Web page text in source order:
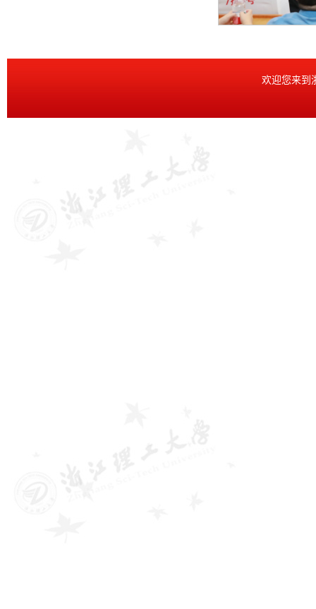
欢迎您来到